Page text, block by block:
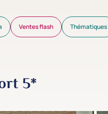
Ventes flash Thématiques
5*